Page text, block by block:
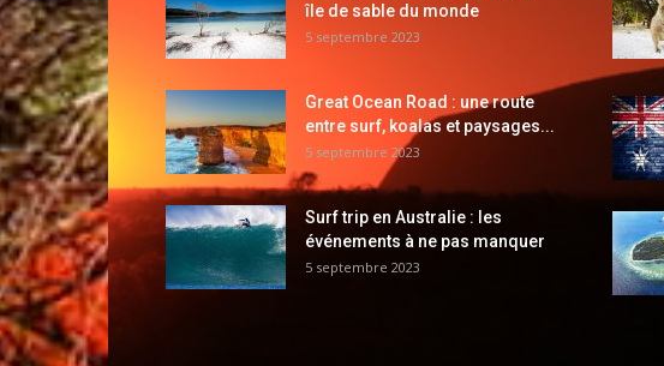
île de sable du monde
5 septembre 2023
Great Ocean Road : une route
entre surf, koalas et paysages...
5 septembre 2023
Surf trip en Australie : les
événements à ne pas manquer
5 septembre 2023